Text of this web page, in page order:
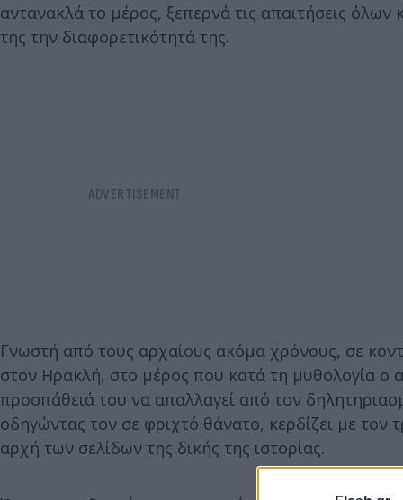
αντανακλά το μέρος, ξεπερνά τις απαιτήσεις όλων
της την διαφορετικότητά της.
Γνωστή από τους αρχαίους ακόμα χρόνους, σε
στον Ηρακλή, στο μέρος που κατά τη μυθολογία ο
προσπάθειά του να απαλλαγεί από τον
οδηγώντας τον σε φριχτό θάνατο, κερδίζει με τον
αρχή των σελίδων της δικής της ιστορίας.